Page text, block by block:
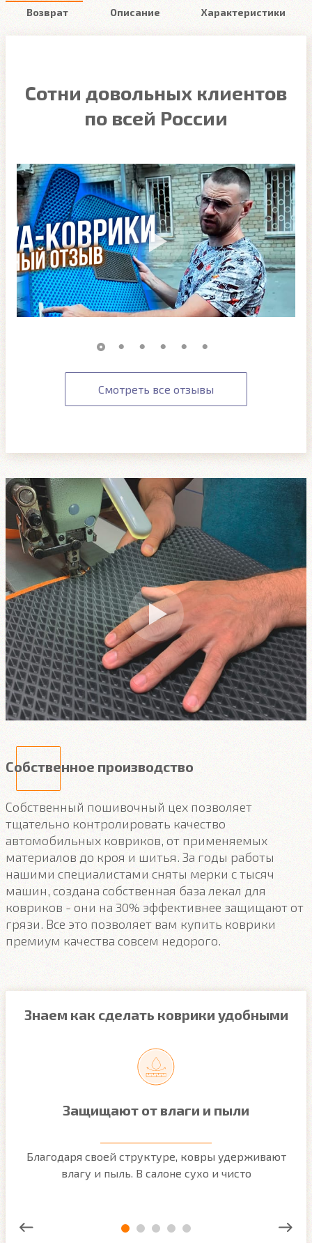
Возврат
Описание Характеристики
Сотни довольных клиентов
по всей России
Смотреть все отзывы
Собственное производство
Собственный пошивочный цех позволяет
тщательно контролировать качество
автомобильных ковриков, от применяемых
материалов до кроя и шитья. За годы работы
нашими специалистами сняты мерки с тысяч
машин, создана собственная база лекал для
ковриков - они на 30% эффективнее защищают от
грязи. Все это позволяет вам купить коврики
премиум качества совсем недорого.
Знаем как сделать коврики удобными
Защищают от влаги и пыли
Благодаря своей структуре, ковры удерживают
влагу и пыль. В салоне сухо и чисто